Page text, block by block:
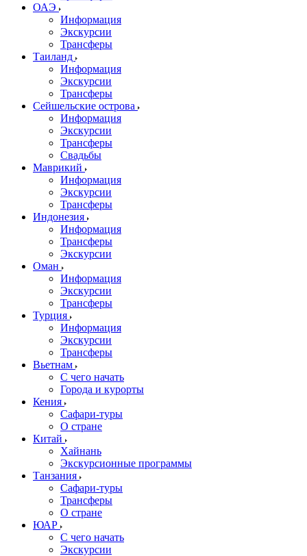
ОАЭ
Информация
Экскурсии
Трансферы
Таиланд
Информация
Экскурсии
Трансферы
Сейшельские острова
Информация
Экскурсии
Трансферы
Свадьбы
Маврикий
Информация
Экскурсии
Трансферы
Индонезия
Информация
Трансферы
Экскурсии
Оман
Информация
Экскурсии
Трансферы
Турция
Информация
Экскурсии
Трансферы
Вьетнам
С чего начать
Города и курорты
Кения
Сафари-туры
О стране
Китай
Хайнань
Экскурсионные программы
Танзания
Сафари-туры
Трансферы
О стране
ЮАР
С чего начать
Экскурсии